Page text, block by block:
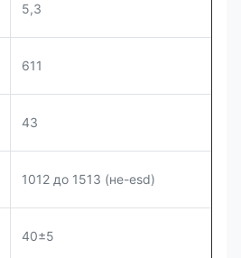
5,3
611
43
1012 до 1513 (не-esd)
40±5